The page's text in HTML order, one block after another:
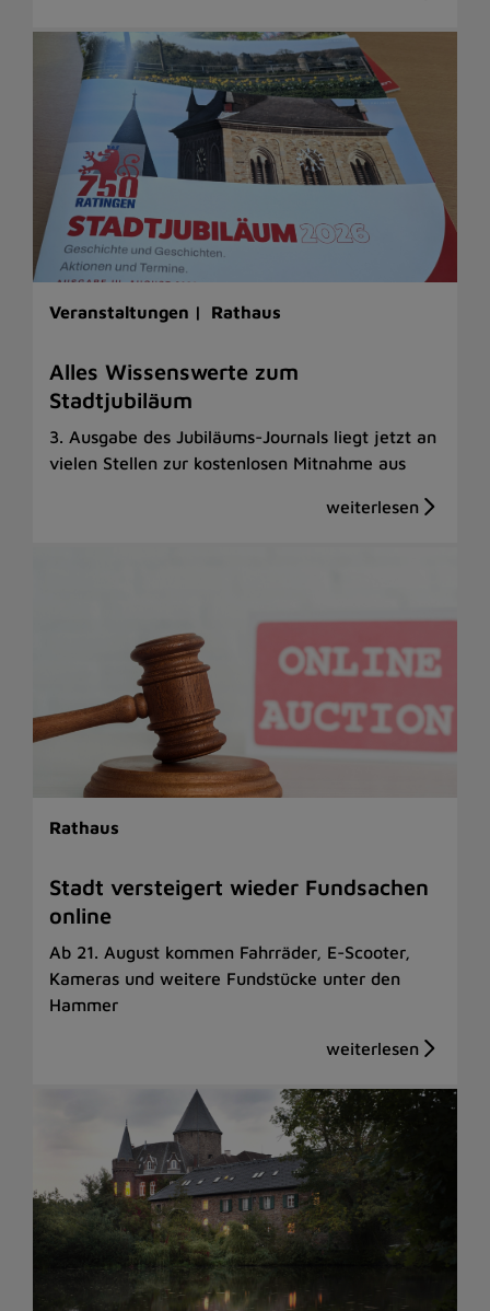
Veranstaltungen | Rathaus
Alles Wissenswerte zum
Stadtjubiläum
3. Ausgabe des Jubiläums-Journals liegt jetzt an
vielen Stellen zur kostenlosen Mitnahme aus
Rathaus
Stadt versteigert wieder Fundsachen
online
Ab 21. August kommen Fahrräder, E-Scooter,
Kameras und weitere Fundstücke unter den
Hammer